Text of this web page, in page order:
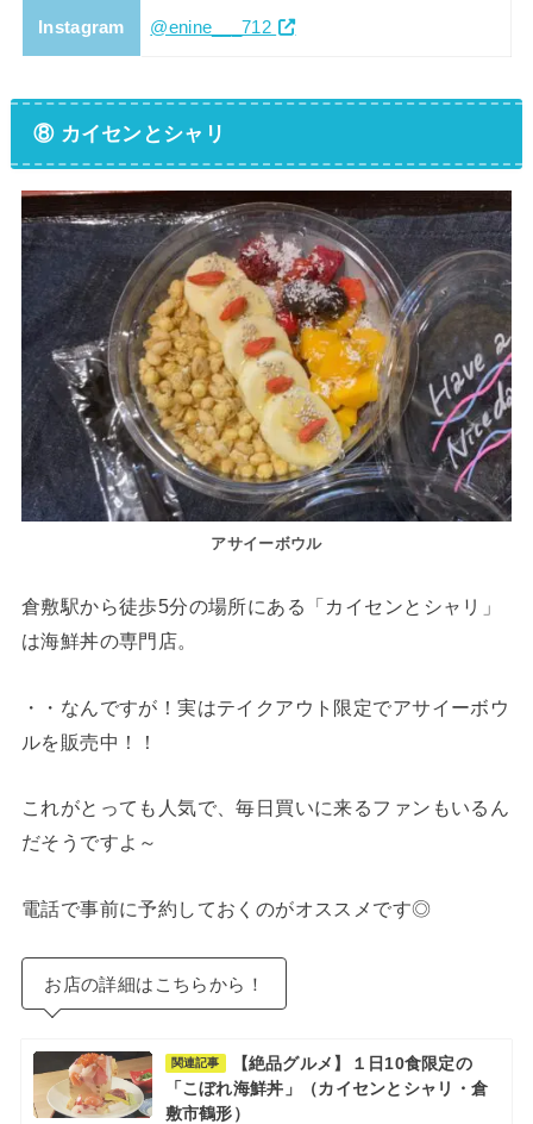
Instagram @enine___712
⑧ カイセンとシャリ
アサイーボウル
倉敷駅から徒歩5分の場所にある「カイセンとシャリ」
は海鮮丼の専門店。
・・なんですが！実はテイクアウト限定でアサイーボウ
ルを販売中！！
これがとっても人気で、毎日買いに来るファンもいるん
だそうですよ～
電話で事前に予約しておくのがオススメです◎
お店の詳細はこちらから！
関連記事
【絶品グルメ】１日10食限定の
「こぼれ海鮮丼」（カイセンとシャリ・倉
敷市鶴形）